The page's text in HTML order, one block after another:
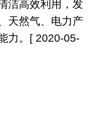
洁高效利用，发
天然气、电力产
力。[ 2020-05-